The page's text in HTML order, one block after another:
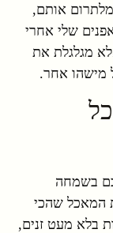
אותם,
שלי אחרי
מגלגלת את
מישהו אחר.
בשמחה
המאכל שהכי
בלא מעט זנים,